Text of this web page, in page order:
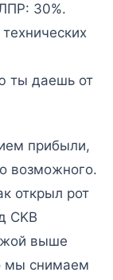
30%.
ты даешь от
прибыли,
возможного.
открыл рот
CKB
выше
мы снимаем